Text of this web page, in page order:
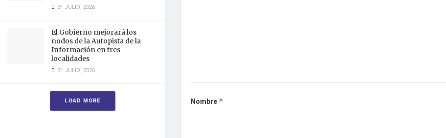
31 JULIO, 2026
El Gobierno mejorará los
nodos de la Autopista de la
Información en tres
localidades
31 JULIO, 2026
LOAD MORE Nombre *